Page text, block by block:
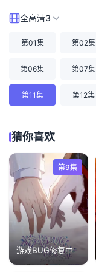
全高清3
第01集 第02集
第06集 第07集
第11集 第12集
猜你喜欢
第9集
游戏BUG修复中